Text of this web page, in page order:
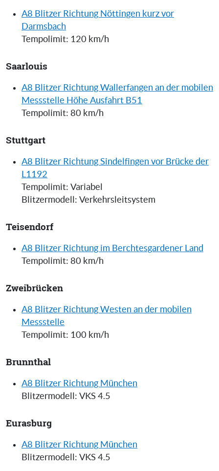
A8 Blitzer Richtung Nöttingen kurz vor
Darmsbach
Tempolimit: 120 km/h
Saarlouis
A8 Blitzer Richtung Wallerfangen an der mobilen
Messstelle Höhe Ausfahrt B51
Tempolimit: 80 km/h
Stuttgart
A8 Blitzer Richtung Sindelfingen vor Brücke der
L1192
Tempolimit: Variabel
Blitzermodell: Verkehrsleitsystem
Teisendorf
A8 Blitzer Richtung im Berchtesgardener Land
Tempolimit: 80 km/h
Zweibrücken
A8 Blitzer Richtung Westen an der mobilen
Messstelle
Tempolimit: 100 km/h
Brunnthal
A8 Blitzer Richtung München
Blitzermodell: VKS 4.5
Eurasburg
A8 Blitzer Richtung München
Blitzermodell: VKS 4.5